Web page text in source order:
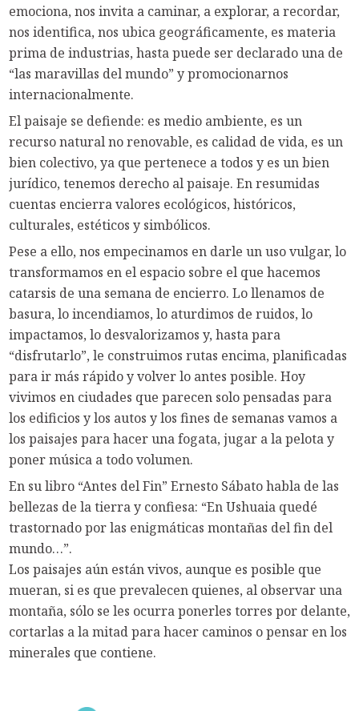
emociona, nos invita a caminar, a explorar, a recordar,
nos identifica, nos ubica geográficamente, es materia
prima de industrias, hasta puede ser declarado una de
“las maravillas del mundo” y promocionarnos
internacionalmente.
El paisaje se defiende: es medio ambiente, es un
recurso natural no renovable, es calidad de vida, es un
bien colectivo, ya que pertenece a todos y es un bien
jurídico, tenemos derecho al paisaje. En resumidas
cuentas encierra valores ecológicos, históricos,
culturales, estéticos y simbólicos.
Pese a ello, nos empecinamos en darle un uso vulgar, lo
transformamos en el espacio sobre el que hacemos
catarsis de una semana de encierro. Lo llenamos de
basura, lo incendiamos, lo aturdimos de ruidos, lo
impactamos, lo desvalorizamos y, hasta para
“disfrutarlo”, le construimos rutas encima, planificadas
para ir más rápido y volver lo antes posible. Hoy
vivimos en ciudades que parecen solo pensadas para
los edificios y los autos y los fines de semanas vamos a
los paisajes para hacer una fogata, jugar a la pelota y
poner música a todo volumen.
En su libro “Antes del Fin” Ernesto Sábato habla de las
bellezas de la tierra y confiesa: “En Ushuaia quedé
trastornado por las enigmáticas montañas del fin del
mundo…”.
Los paisajes aún están vivos, aunque es posible que
mueran, si es que prevalecen quienes, al observar una
montaña, sólo se les ocurra ponerles torres por delante,
cortarlas a la mitad para hacer caminos o pensar en los
minerales que contiene.